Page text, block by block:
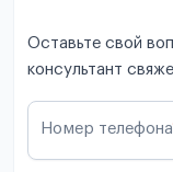
Оставьте свой
консультант
Номер телефона